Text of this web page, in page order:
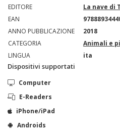
EDITORE
La nave di
EAN
ANNO PUBBLICAZIONE
2018
CATEGORIA
Animali e
LINGUA
ita
Dispositivi supportati
Computer
E-Readers
iPhone/iPad
Androids